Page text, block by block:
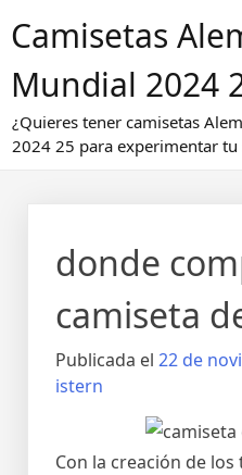
alCamisetas
Mundial 2024
¿Quieres tener camisetas
2024 25 para experimentar tu
donde
camiseta
Publicada el 22 de
istern
Con la creación de